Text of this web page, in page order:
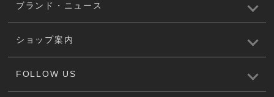
ブランド・ニュース
ショップ案内
FOLLOW US